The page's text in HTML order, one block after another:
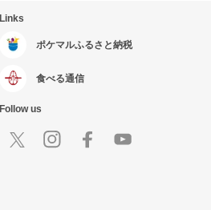
Links
ポケマルふるさと納税
食べる通信
Follow us